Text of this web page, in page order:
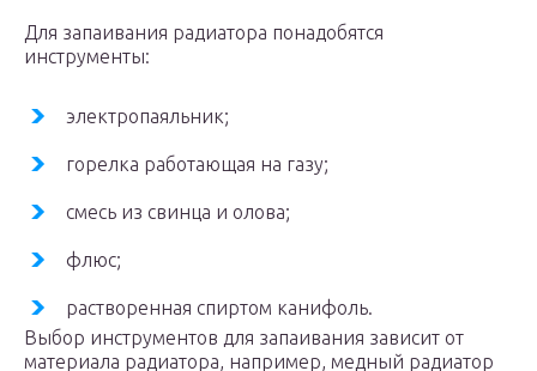
Для запаивания радиатора понадобятся
инструменты:
электропаяльник;
горелка работающая на газу;
смесь из свинца и олова;
флюс;
растворенная спиртом канифоль.
Выбор инструментов для запаивания зависит от
материала радиатора, например, медный радиатор